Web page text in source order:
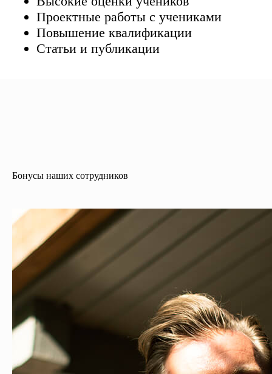
Проектные работы с учениками
Повышение квалификации
Статьи и публикации
Бонусы наших сотрудников